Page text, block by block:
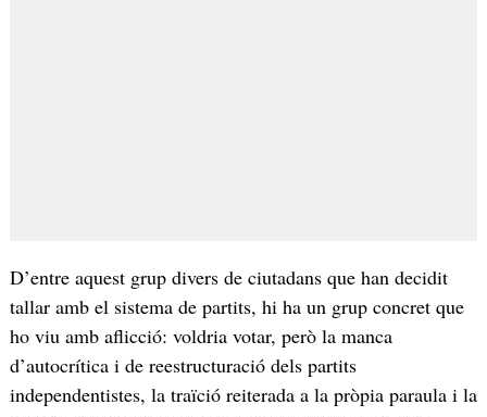
D’entre aquest grup divers de ciutadans que han decidit
tallar amb el sistema de partits, hi ha un grup concret que
ho viu amb aflicció: voldria votar, però la manca
d’autocrítica i de reestructuració dels partits
independentistes, la traïció reiterada a la pròpia paraula i la